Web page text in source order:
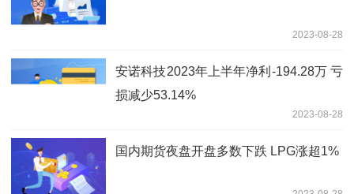
2023-08-28
安诺科技2023年上半年净利-194.28万 亏
损减少53.14%
2023-08-28
国内期货夜盘开盘多数下跌 LPG涨超1%